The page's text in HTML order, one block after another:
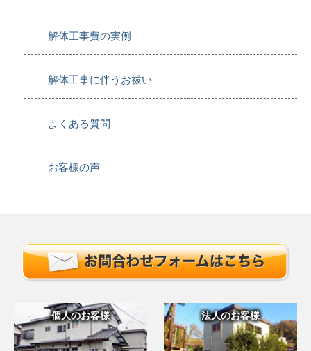
解体工事費の実例
解体工事に伴うお祓い
よくある質問
お客様の声
個人のお客様 法人のお客様